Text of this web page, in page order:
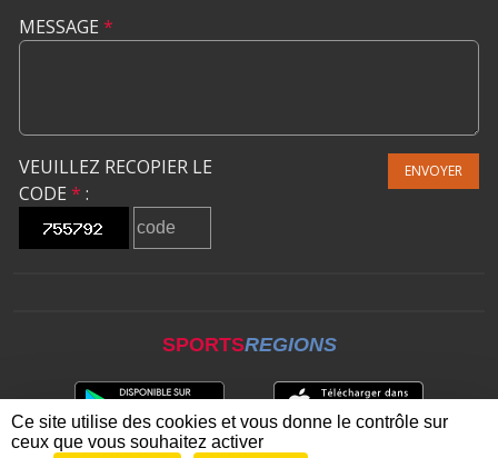
MESSAGE *
VEUILLEZ RECOPIER LE
CODE * :
ENVOYER
SPORTSREGIONS
Ce site utilise des cookies et vous donne le contrôle sur
ceux que vous souhaitez activer